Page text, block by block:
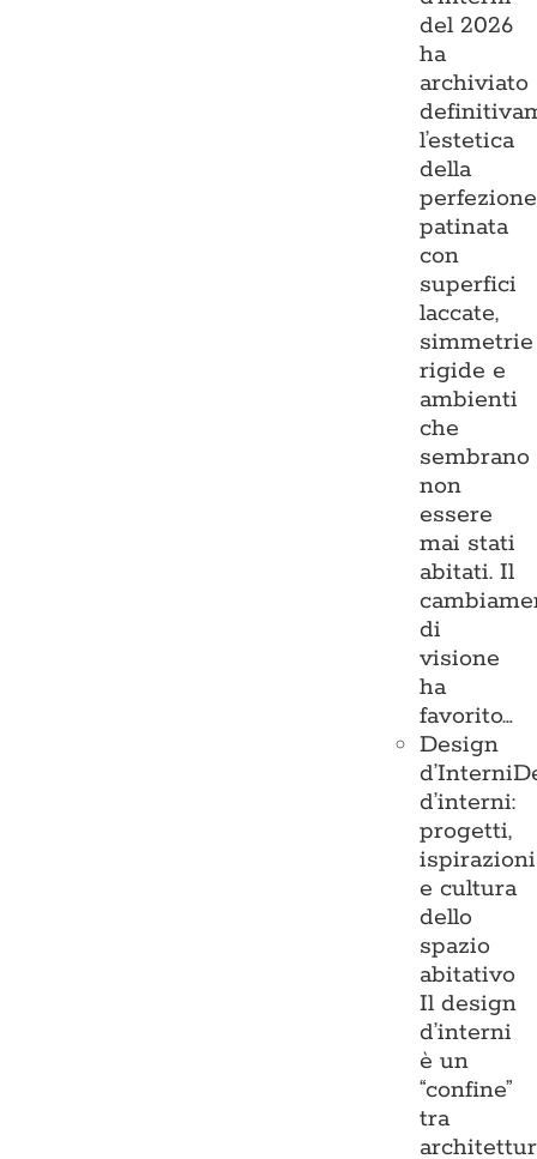
del 2026
ha
archiviato
l’estetica
della
perfezione
patinata
con
superfici
laccate,
simmetrie
rigide e
ambienti
che
sembrano
non
essere
mai stati
abitati. Il
di
visione
ha
favorito…
Design
d’Interni
d’interni:
progetti,
ispirazioni
e cultura
dello
spazio
abitativo
Il design
d’interni
è un
“confine”
tra